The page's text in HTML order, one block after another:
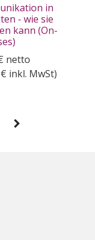
in
- wie sie
kann (On-
netto
€ inkl. MwSt)